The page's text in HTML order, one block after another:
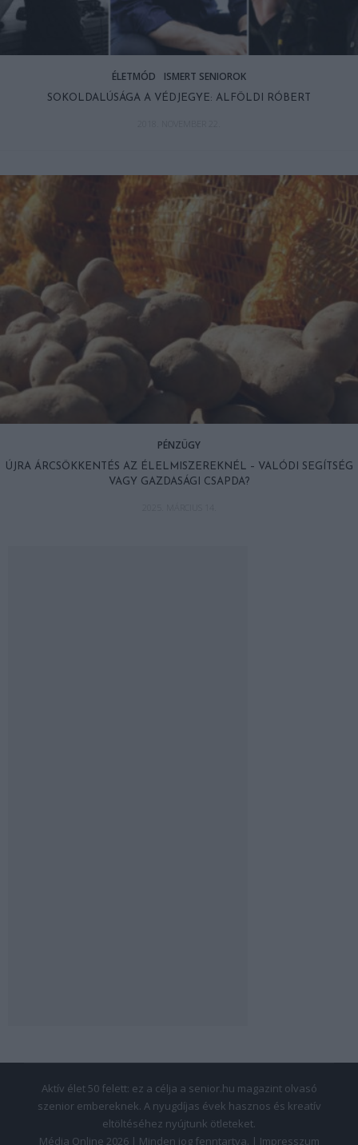
ÉLETMÓD ISMERT SENIOROK
SOKOLDALÚSÁGA A VÉDJEGYE: ALFÖLDI RÓBERT
PÉNZÜGY
ÚJRA ÁRCSÖKKENTÉS AZ ÉLELMISZEREKNÉL – VALÓDI SEGÍTSÉG
VAGY GAZDASÁGI CSAPDA?
Aktív élet 50 felett: ez a célja a senior.hu magazint olvasó
szenior embereknek. A nyugdíjas évek hasznos és kreatív
eltöltéséhez nyújtunk ötleteket.
Média Online 2026 | Minden jog fenntartva. | Impresszum